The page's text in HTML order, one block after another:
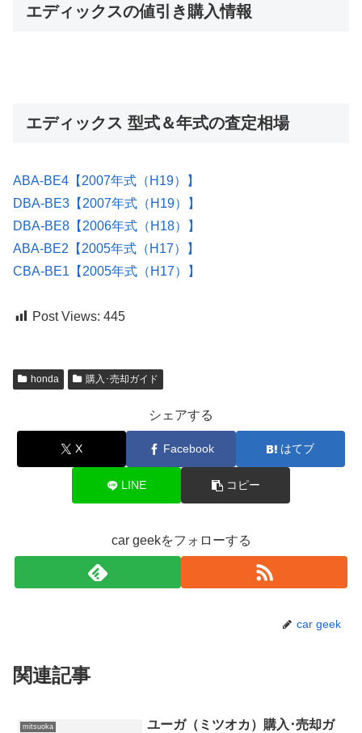
エディックスの値引き購入情報
エディックス 型式＆年式の査定相場
ABA-BE4【2007年式（H19）】
DBA-BE3【2007年式（H19）】
DBA-BE8【2006年式（H18）】
ABA-BE2【2005年式（H17）】
CBA-BE1【2005年式（H17）】
Post Views: 445
honda 購入･売却ガイド
シェアする
X Facebook はてブ
LINE コピー
car geekをフォローする
car geek
関連記事
mitsuoka
ユーガ（ミツオカ）購入･売却ガ